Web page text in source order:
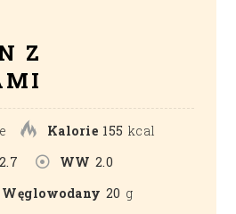
Z
Kalorie 155 kcal
2.7 WW 2.0
Węglowodany 20 g